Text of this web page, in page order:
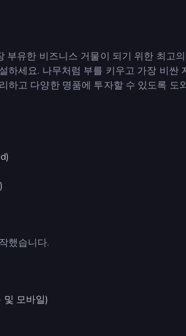
부유한 비즈니스 거물이 되기 위한 최고
하세요. 나무처럼 부를 키우고 가장 비싼
하고 다양한 명품에 투자할 수 있도록 도
했습니다.
모바일)